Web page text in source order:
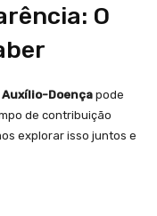
O
Auxílio-Doença pode
de contribuição
explorar isso juntos e